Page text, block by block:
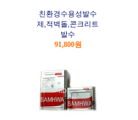
친환경수용성발수
제,적벽돌,콘크리트
발수
91,800원